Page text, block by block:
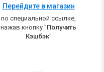
Перейдите в магазин
по специальной ссылке,
нажав кнопку "Получить
Кэшбэк"